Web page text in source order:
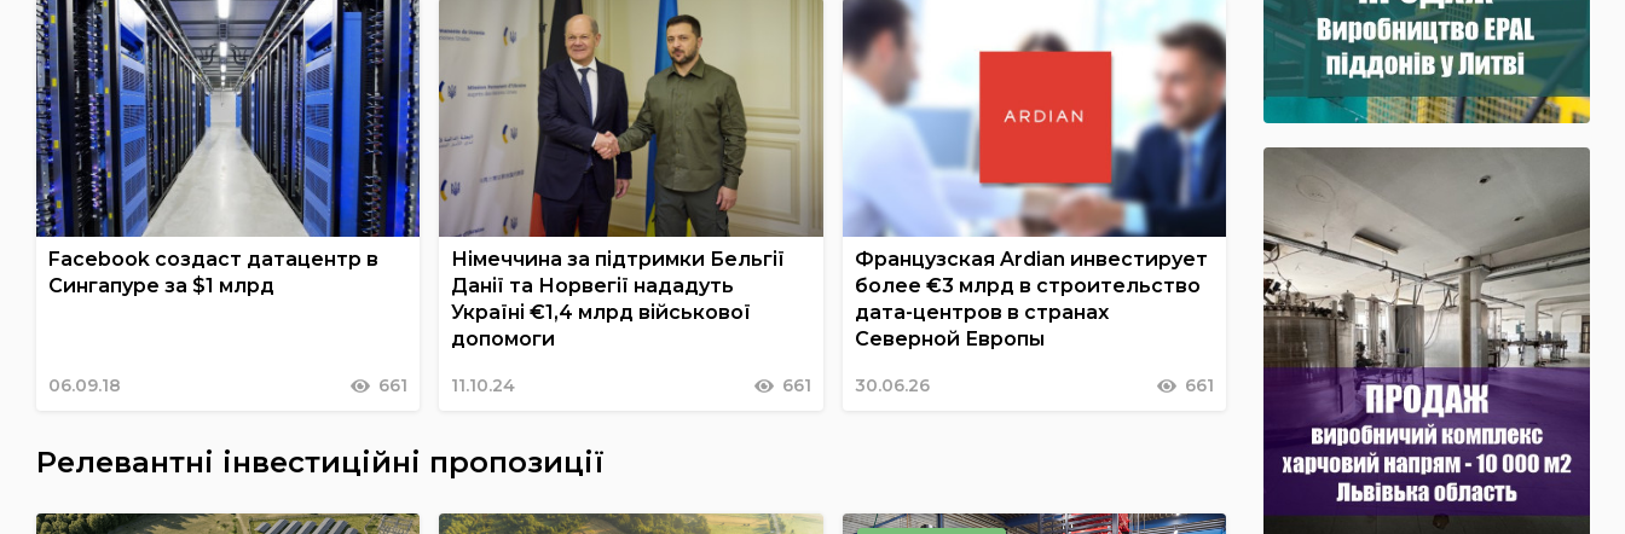
Facebook создаст датацентр в
Сингапуре за $1 млрд
06.09.18 661
Німеччина за підтримки Бельгії
Данії та Норвегії нададуть
Україні €1,4 млрд військової
допомоги
11.10.24 661
Французская Ardian инвестирует
более €3 млрд в строительство
дата-центров в странах
Северной Европы
30.06.26 661
Релевантні інвестиційні пропозиції